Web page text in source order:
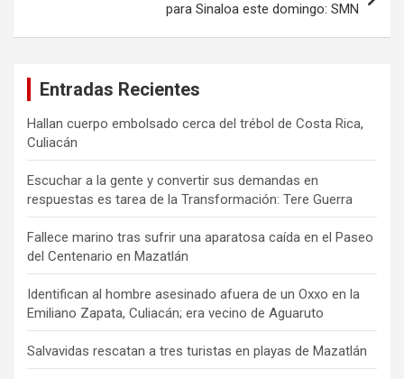
para Sinaloa este domingo: SMN
Entradas Recientes
Hallan cuerpo embolsado cerca del trébol de Costa Rica,
Culiacán
Escuchar a la gente y convertir sus demandas en
respuestas es tarea de la Transformación: Tere Guerra
Fallece marino tras sufrir una aparatosa caída en el Paseo
del Centenario en Mazatlán
Identifican al hombre asesinado afuera de un Oxxo en la
Emiliano Zapata, Culiacán; era vecino de Aguaruto
Salvavidas rescatan a tres turistas en playas de Mazatlán